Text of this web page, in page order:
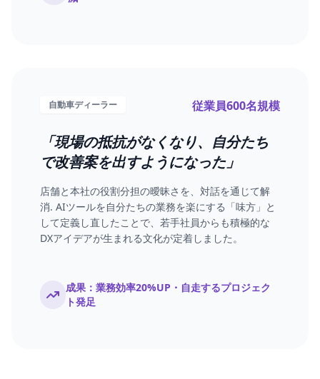
自動車ディーラー 従業員600名規模
「現場の抵抗がなくなり、自分たち
で改善案を出すようになった」
店舗と本社の役割分担の曖昧さを、対話を通じて解
消. AIツールを自分たちの業務を楽にする「味方」と
して定義し直したことで、若手社員からも積極的な
DXアイデアが生まれる文化が定着しました。
成果：業務効率20%UP・自走するプロジェク
ト発足